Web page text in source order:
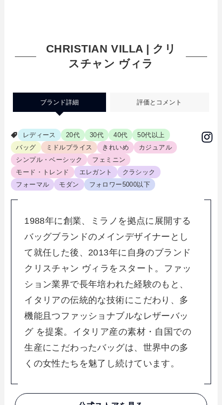
CHRISTIAN VILLA | クリ
スチャン ヴィラ
ブランド詳細 評価とコメント
レディース 20代 30代 40代
50代以上
バッグ
ミドルプライス きれいめ
カジュアル
シンプル・ベーシック
フェミニン
モード・トレンド
エレガント
クラシック
フォーマル
モダン フォロワー5000以下
1988年に創業、ミラノを拠点に展開する
バッグブランドのメインデザイナーとし
て就任した後、2013年に自身のブランド
クリスチャン ヴィラをスタート。ファッ
ション業界で長年培われた経験のもと、
イタリアの伝統的な技術にこだわり、多
機能且つファッショナブルなレザーバッ
グ を提案。イタリア産の素材・自国での
生産にこだわったバッグは、世界中の多
くの女性たちを魅了し続けています。